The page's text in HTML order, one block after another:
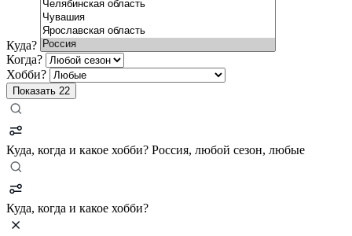
Куда?
Когда?
Хобби?
Показать 22
Куда, когда и какое хобби? Россия, любой сезон, любые
Куда, когда и какое хобби?